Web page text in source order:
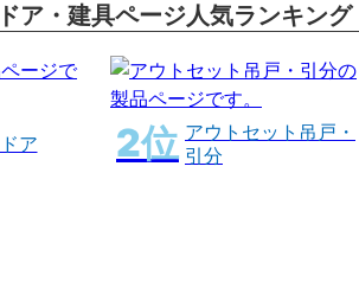
ア・建具ページ人気ランキング
ア
アウトセット吊戸・
引分